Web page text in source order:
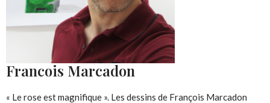
Francois Marcadon
« Le rose est magnifique ». Les dessins de François Marcadon